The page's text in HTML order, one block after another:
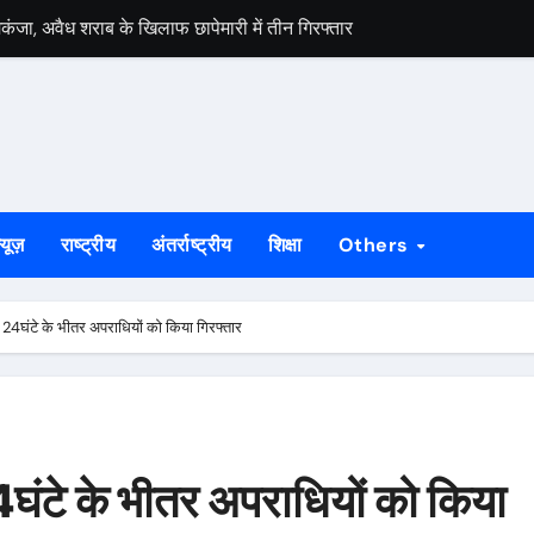
अवैध शराब के खिलाफ छापेमारी में तीन गिरफ्तार
का बांटा मुआवजा, 35 पीड़ितों को मिली राहत राशि
अभियान की बस को दिखाई हरी झंडी
मुठभेड़ में आरोपी के पैर में लगी गोली
फार्म एरिया हाई स्कूल में पैरेंटिंग वर्कशॉप
राष्ट्रीय अंतर्राष्ट्रीय शिक्षा Others
के भीतर अपराधियों को किया गिरफ्तार
के भीतर अपराधियों को किया